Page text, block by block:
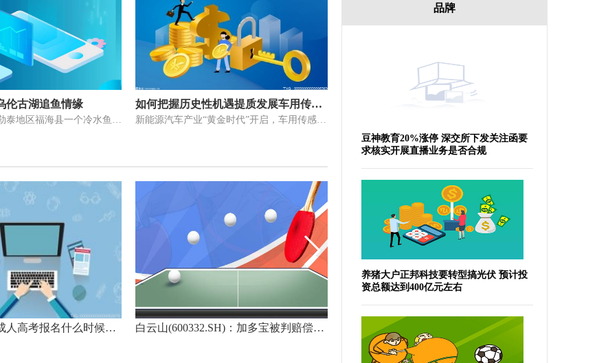
伦古湖追鱼情缘
汪梦芝是新疆阿勒泰地区福海县一个冷水鱼餐厅——海江渔家的老板娘。得
如何把握历史性机遇提质发展车用传感器？这场研讨会给出新思路
新能源汽车产业“黄金时代”开启，车用传感器行业迎来历史性发展机遇
内蒙古2023年成人高考报名什么时候开始？ 白云山(600332.SH)：加多宝被判赔偿广药集团3.17亿元 金柄谷养生酒招商加盟官网主站
品牌
豆神教育20%涨停 深交所下发关注函要
求核实开展直播业务是否合规
养猪大户正邦科技要转型搞光伏 预计投
资总额达到400亿元左右